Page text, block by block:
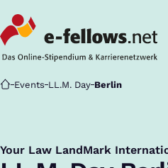
Startseite
Events LL.M. Day Berlin
Your Law LandMark
: